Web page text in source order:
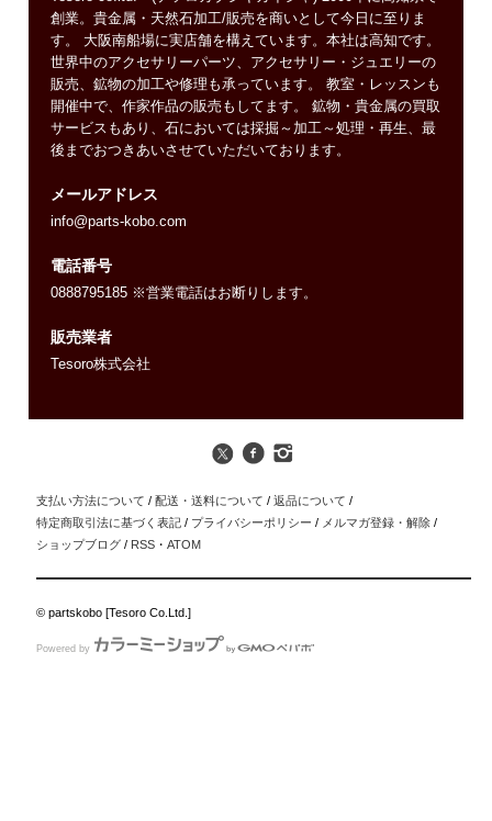
創業。貴金属・天然石加工/販売を商いとして今日に至りま
す。 大阪南船場に実店舗を構えています。本社は高知です。
世界中のアクセサリーパーツ、アクセサリー・ジュエリーの
販売、鉱物の加工や修理も承っています。 教室・レッスンも
開催中で、作家作品の販売もしてます。 鉱物・貴金属の買取
サービスもあり、石においては採掘～加工～処理・再生、最
後までおつきあいさせていただいております。
メールアドレス
info@parts-kobo.com
電話番号
0888795185 ※営業電話はお断りします。
販売業者
Tesoro株式会社
支払い方法について / 配送・送料について / 返品について /
特定商取引法に基づく表記 / プライバシーポリシー / メルマガ登録・解除 /
ショップブログ / RSS ・ATOM
© partskobo [Tesoro Co.Ltd.]
Powered by